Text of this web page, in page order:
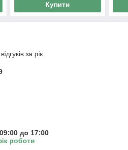
Купити
за рік
до 17:00
роботи